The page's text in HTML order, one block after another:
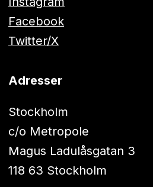
Facebook
Twitter/X
Adresser
Stockholm
c/o Metropole
Magus Ladulåsgatan 3
118 63 Stockholm